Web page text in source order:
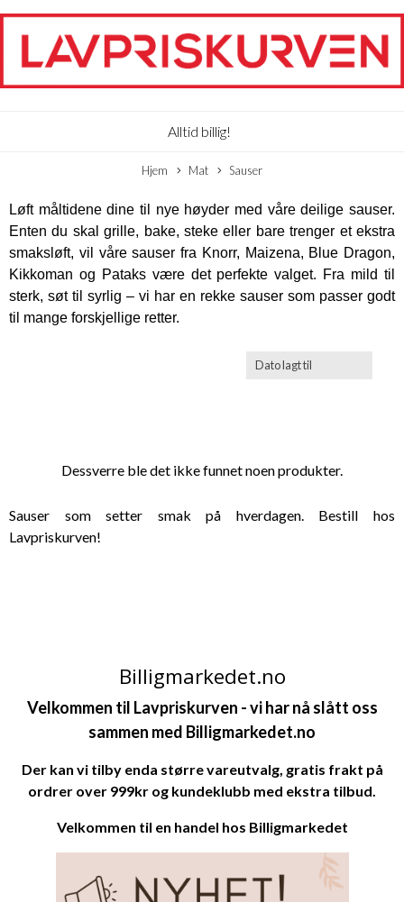
Alltid billig!
Hjem Mat Sauser
Løft måltidene dine til nye høyder med våre deilige sauser.
Enten du skal grille, bake, steke eller bare trenger et ekstra
smaksløft, vil våre sauser fra Knorr, Maizena, Blue Dragon,
Kikkoman og Pataks være det perfekte valget. Fra mild til
sterk, søt til syrlig – vi har en rekke sauser som passer godt
til mange forskjellige retter.
Dessverre ble det ikke funnet noen produkter.
Sauser som setter smak på hverdagen. Bestill hos
Lavpriskurven!
Billigmarkedet.no
Velkommen til Lavpriskurven - vi har nå slått oss
sammen med Billigmarkedet.no
Der kan vi tilby enda større vareutvalg, gratis frakt på
ordrer over 999kr og kundeklubb med ekstra tilbud.
Velkommen til en handel hos Billigmarkedet